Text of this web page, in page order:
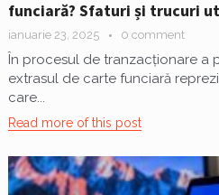
funciară? Sfaturi și trucuri
ianuarie 23, 2025 0 comment
În procesul de tranzacționare a
extrasul de carte funciară
care...
Read more of this post